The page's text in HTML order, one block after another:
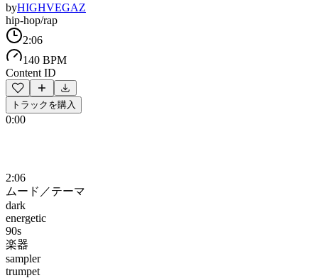
byHIGHVEGAZ
hip-hop/rap
2:06
140 BPM
Content ID
トラックを購入
0:00
2:06
ムード／テーマ
dark
energetic
90s
楽器
sampler
trumpet